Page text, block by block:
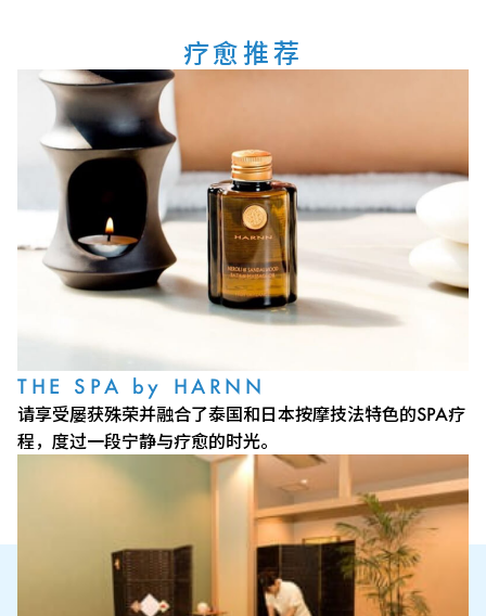
疗愈推荐
THE SPA by HARNN
请享受屡获殊荣并融合了泰国和日本按摩技法特色的SPA疗
程，度过一段宁静与疗愈的时光。